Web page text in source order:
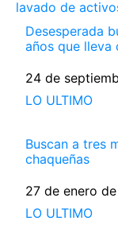
lavado de
Desesperada
años que lleva
Fecha
24 de
Respecto a
LO ULTIMO
Buscan a tres
chaqueñas
Fecha
27 de enero
Respecto a
LO ULTIMO